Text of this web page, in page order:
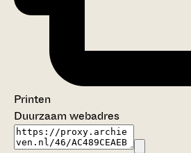
Printen
Duurzaam webadres